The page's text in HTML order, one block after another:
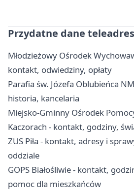
Przydatne dane
Młodzieżowy Ośrodek
kontakt, odwiedziny, opłaty
Parafia św. Józefa Oblubieńca
historia, kancelaria
Miejsko-Gminny Ośrodek
Kaczorach - kontakt, godziny,
ZUS Piła - kontakt, adresy i
oddziale
GOPS Białośliwie - kontakt,
pomoc dla mieszkańców